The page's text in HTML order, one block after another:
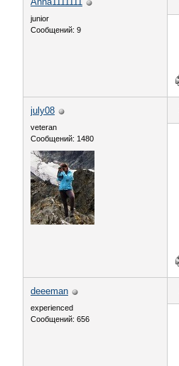
junior
Сообщений: 9
july08
veteran
Сообщений: 1480
deeeman
experienced
Сообщений: 656